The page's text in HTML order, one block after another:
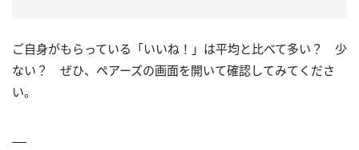
ご自身がもらっている「いいね！」は平均と比べて多い？ 少
ない？ ぜひ、ペアーズの画面を開いて確認してみてくださ
い。